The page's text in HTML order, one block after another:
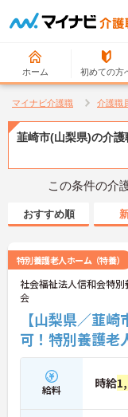
ホーム 初めての方
マイナビ介護職 介護職
韮崎市(山梨県)の介護
この条件の介
おすすめ順
特別養護老人ホーム（特養）
社会福祉法人信和会特
会
【山梨県／韮
可！特別養護老
給料 時給